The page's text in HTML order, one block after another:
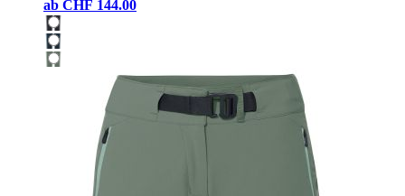
ab CHF 144.00